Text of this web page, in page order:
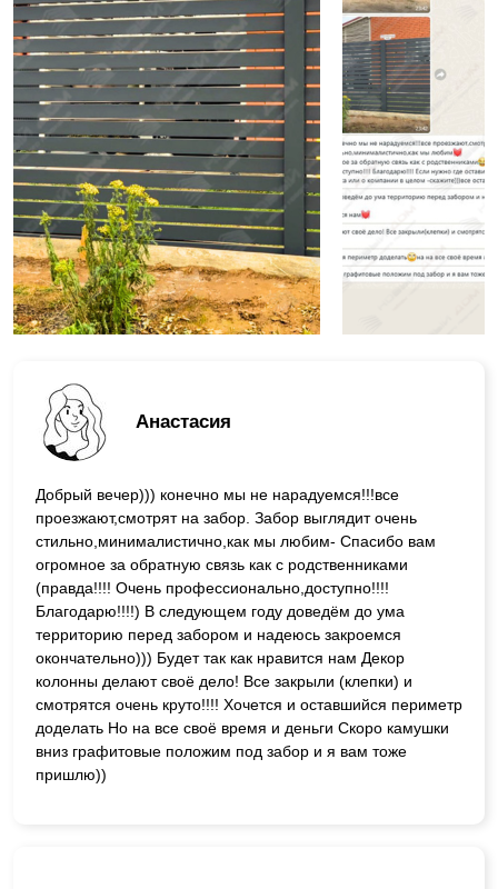
Анастасия
Добрый вечер))) конечно мы не нарадуемся!!!все
проезжают,смотрят на забор. Забор выглядит очень
стильно,минималистично,как мы любим- Спасибо вам
огромное за обратную связь как с родственниками
(правда!!!! Очень профессионально,доступно!!!!
Благодарю!!!!) В следующем году доведём до ума
территорию перед забором и надеюсь закроемся
окончательно))) Будет так как нравится нам Декор
колонны делают своё дело! Все закрыли (клепки) и
смотрятся очень круто!!!! Хочется и оставшийся периметр
доделать Но на все своё время и деньги Скоро камушки
вниз графитовые положим под забор и я вам тоже
пришлю))